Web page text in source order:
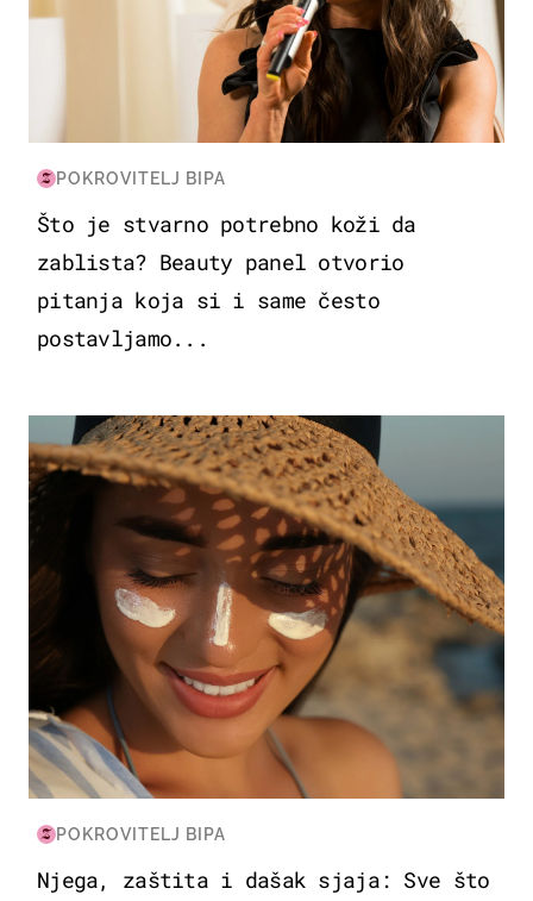
POKROVITELJ BIPA
Što je stvarno potrebno koži da
zablista? Beauty panel otvorio
pitanja koja si i same često
postavljamo...
MODA & LJEPOTA
POKROVITELJ BIPA
Njega, zaštita i dašak sjaja: Sve što